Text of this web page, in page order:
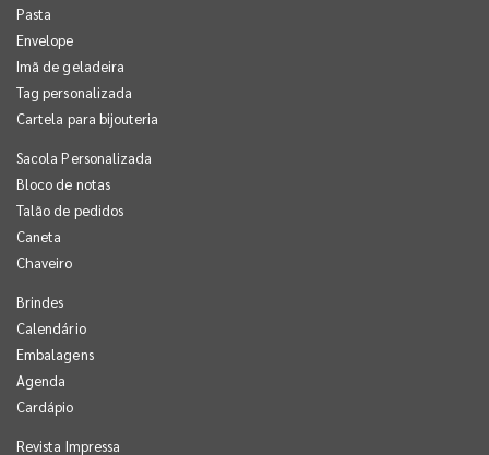
Pasta
Envelope
Imã de geladeira
Tag personalizada
Cartela para bijouteria
Sacola Personalizada
Bloco de notas
Talão de pedidos
Caneta
Chaveiro
Brindes
Calendário
Embalagens
Agenda
Cardápio
Revista Impressa